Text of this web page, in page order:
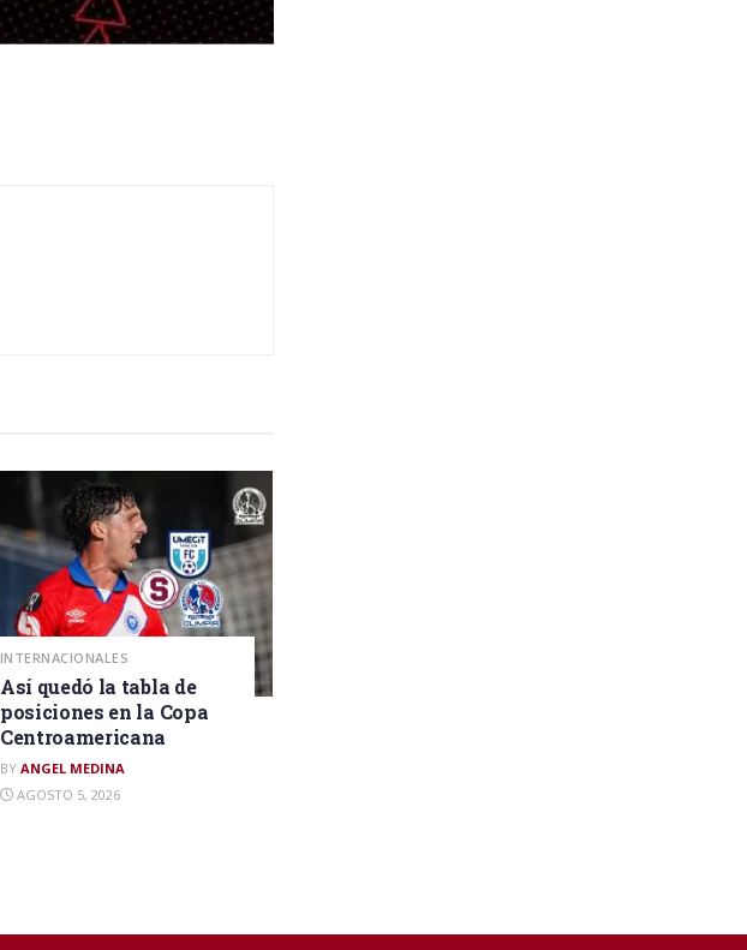
INTERNACIONALES
Así quedó la tabla de
posiciones en la Copa
Centroamericana
BY ANGEL MEDINA
AGOSTO 5, 2026